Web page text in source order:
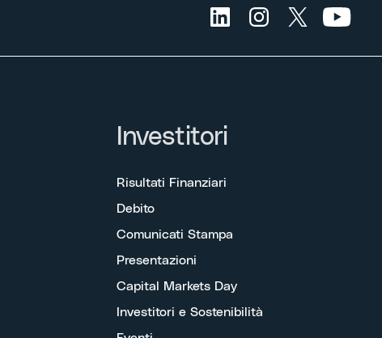
Investitori
Risultati Finanziari
Debito
Comunicati Stampa
Presentazioni
Capital Markets Day
Investitori e Sostenibilità